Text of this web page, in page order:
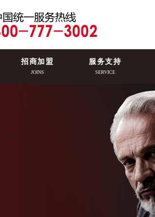
招商加盟
JOINS
服务支持
SERVICE